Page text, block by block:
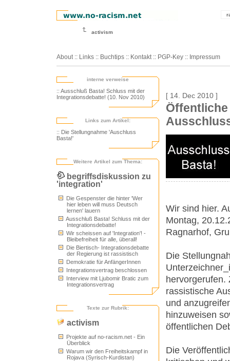
activism
About :: Links :: Buchtips :: Kontakt :: PGP-Key :: Impressum
interne verweise
:: Ausschluß Basta! Schluss mit der
Integrationsdebatte! (10. Nov 2010)
Links zum Artikel:
:: Die Stellungnahme 'Auschluss
Basta!'
Weitere Artikel zum Thema:
begriffsdiskussion zu
'integration'
Die Gespenster die hinter 'Wer
hier leben will muss Deutsch
lernen' lauern
Ausschluß Basta! Schluss mit der
Integrationsdebatte!
Wir scheissen auf 'Integration'! -
Bleibefreiheit für alle, überall!
Die Biertisch- Integrationsdebatte
der Regierung ist rassistisch
Demokratie für AnfängerInnen
Integrationsvertrag beschlossen
Interview mit Ljubomir Bratic zum
Integrationsvertrag
Texte zur Rubrik:
activism
Projekte auf no-racism.net - Ein
Überblick
Warum wir den Freiheitskampf in
Rojava (Syrisch-Kurdistan)
[ 14. Dec 2010 ]
Wir sind hier.
Montag,
Ragnarhof,
Die
hervorgerufen.
rassistische
und
hinzuweisen
öffentlichen
Die